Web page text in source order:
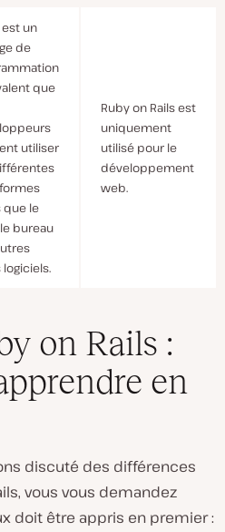
est un
de
que
utiliser
que le
bureau
Ruby on Rails est
uniquement
utilisé pour le
développement
web.
on Rails :
en
discuté des différences
vous vous demandez
doit être appris en premier :